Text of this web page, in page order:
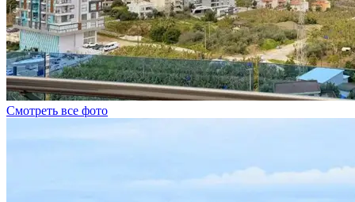
Смотреть все фото